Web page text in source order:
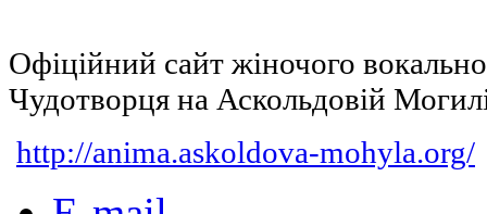
Офіційний сайт жіночого
Чудотворця на Аскольдовій
http://anima.askoldova-mohyla.org/